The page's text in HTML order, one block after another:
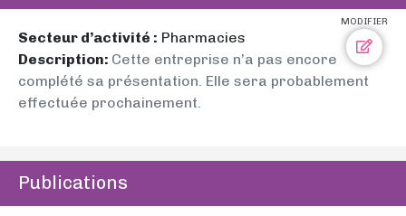
MODIFIER
Secteur d’activité : Pharmacies
Description: Cette entreprise n’a pas encore
complété sa présentation. Elle sera probablement
effectuée prochainement.
Publications